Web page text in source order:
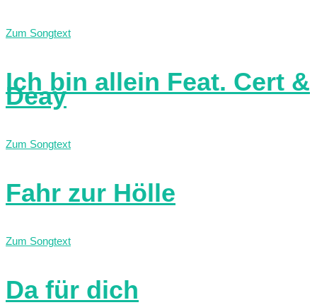
Zum Songtext
Ich bin allein Feat. Cert &
Deay
Zum Songtext
Fahr zur Hölle
Zum Songtext
Da für dich